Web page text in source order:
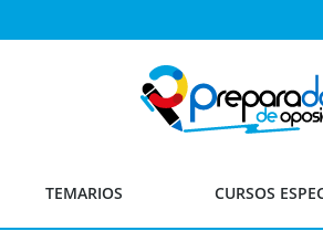
TEMARIOS CURSOS
Provisionales
por
Secundaria